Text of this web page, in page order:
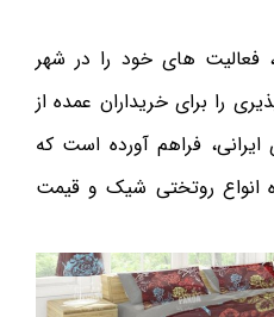
فعالیت های خود را در شهر
را برای خریداران عمده از
فراهم آورده است که
انواع روتختی شیک و قیمت